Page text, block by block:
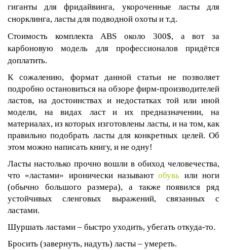
гиганты для фридайвинга, укороченные ласты для
снорклинга, ласты для подводной охоты и т.д.
Стоимость комплектаABS около 300$, а вот за
карбоновую модель для профессионалов придётся
доплатить.
К сожалению, формат данной статьи не позволяет
подробно остановиться на обзоре фирм-производителей
ластов, на достоинствах и недостатках той или иной
модели, на видах ласт и их предназначении, на
материалах, из которых изготовлены ласты, и на том, как
правильно подобрать ласты для конкретных целей. Об
этом можно написать книгу, и не одну!
Ласты настолько прочно вошли в обиход человечества,
что «ластами» иронически называютобувь или ноги
(обычно большого размера), а также появился ряд
устойчивых сленговых выражений, связанных с
ластами.
Шуршать ластами – быстро уходить, убегать откуда-то.
Бросить (завернуть, надуть) ласты – умереть.